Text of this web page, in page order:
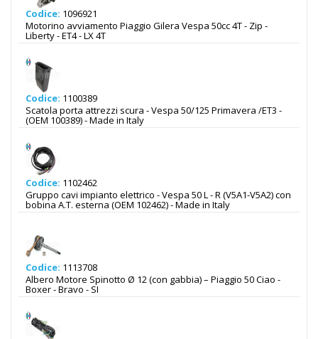
Codice: 1096921
Motorino avviamento Piaggio Gilera Vespa 50cc 4T - Zip -
Liberty - ET4 - LX 4T
Codice: 1100389
Scatola porta attrezzi scura - Vespa 50/125 Primavera /ET3 -
(OEM 100389) - Made in Italy
Codice: 1102462
Gruppo cavi impianto elettrico - Vespa 50 L - R (V5A1-V5A2) con
bobina A.T. esterna (OEM 102462) - Made in Italy
Codice: 1113708
Albero Motore Spinotto Ø 12 (con gabbia) – Piaggio 50 Ciao -
Boxer - Bravo - SI